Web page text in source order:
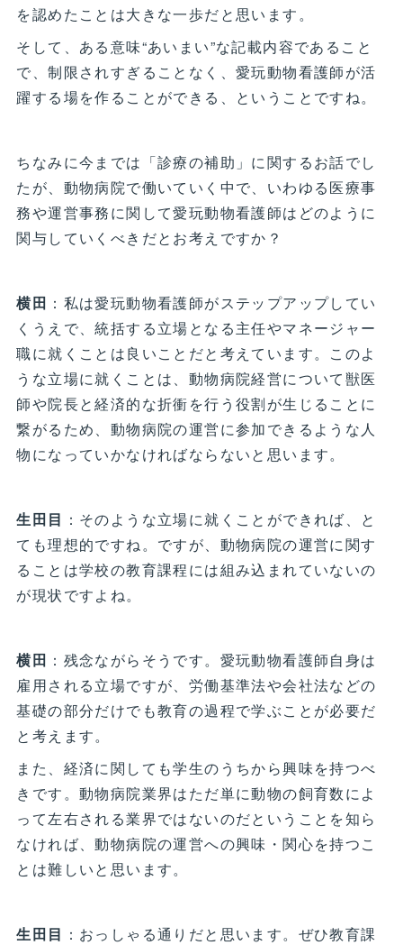
を認めたことは大きな一歩だと思います。
そして、ある意味“あいまい”な記載内容であること
で、制限されすぎることなく、愛玩動物看護師が活
躍する場を作ることができる、ということですね。
ちなみに今までは「診療の補助」に関するお話でし
たが、動物病院で働いていく中で、いわゆる医療事
務や運営事務に関して愛玩動物看護師はどのように
関与していくべきだとお考えですか？
横田 ：私は愛玩動物看護師がステップアップしてい
くうえで、統括する立場となる主任やマネージャー
職に就くことは良いことだと考えています。このよ
うな立場に就くことは、動物病院経営について獣医
師や院長と経済的な折衝を行う役割が生じることに
繋がるため、動物病院の運営に参加できるような人
物になっていかなければならないと思います。
生田目 ：そのような立場に就くことができれば、と
ても理想的ですね。ですが、動物病院の運営に関す
ることは学校の教育課程には組み込まれていないの
が現状ですよね。
横田 ：残念ながらそうです。愛玩動物看護師自身は
雇用される立場ですが、労働基準法や会社法などの
基礎の部分だけでも教育の過程で学ぶことが必要だ
と考えます。
また、経済に関しても学生のうちから興味を持つべ
きです。動物病院業界はただ単に動物の飼育数によ
って左右される業界ではないのだということを知ら
なければ、動物病院の運営への興味・関心を持つこ
とは難しいと思います。
生田目 ：おっしゃる通りだと思います。ぜひ教育課